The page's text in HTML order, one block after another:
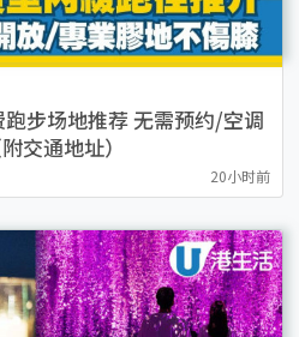
步场地推荐 无需预约/空调
交通地址）
20小时前